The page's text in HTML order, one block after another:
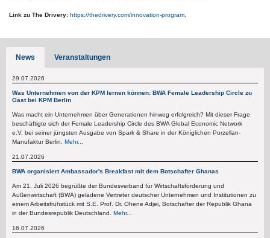
Link zu The Drivery: https://thedrivery.com/innovation-program
News Veranstaltungen
29.07.2026
Was Unternehmen von der KPM lernen können: BWA Female Leadership Circle zu
Gast bei KPM Berlin
Was macht ein Unternehmen über Generationen hinweg erfolgreich? Mit dieser Frage
beschäftigte sich der Female Leadership Circle des BWA Global Economic Network
e.V. bei seiner jüngsten Ausgabe von Spark & Share in der Königlichen Porzellan-
Manufaktur Berlin. Mehr...
21.07.2026
BWA organisiert Ambassador's Breakfast mit dem Botschafter Ghanas
Am 21. Juli 2026 begrüßte der Bundesverband für Wirtschaftsförderung und
Außenwirtschaft (BWA) geladene Vertreter deutscher Unternehmen und Institutionen zu
einem Arbeitsfrühstück mit S.E. Prof. Dr. Ohene Adjei, Botschafter der Republik Ghana
in der Bundesrepublik Deutschland. Mehr...
16.07.2026